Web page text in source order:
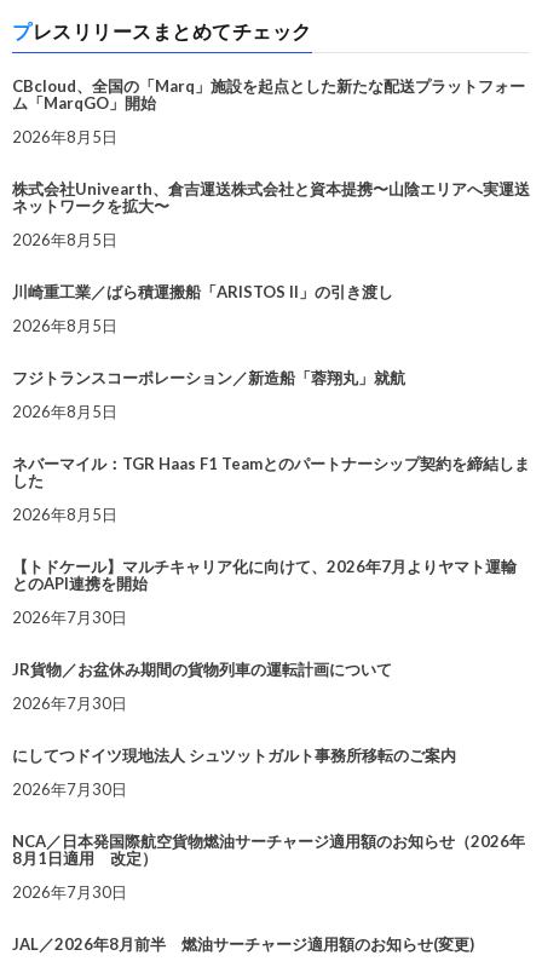
プレスリリースまとめてチェック
CBcloud、全国の「Marq」施設を起点とした新たな配送プラットフォー
ム「MarqGO」開始
2026年8月5日
株式会社Univearth、倉吉運送株式会社と資本提携〜山陰エリアへ実運送
ネットワークを拡大〜
2026年8月5日
川崎重工業／ばら積運搬船「ARISTOS II」の引き渡し
2026年8月5日
フジトランスコーポレーション／新造船「蓉翔丸」就航
2026年8月5日
ネバーマイル：TGR Haas F1 Teamとのパートナーシップ契約を締結しま
した
2026年8月5日
【トドケール】マルチキャリア化に向けて、2026年7月よりヤマト運輸
とのAPI連携を開始
2026年7月30日
JR貨物／お盆休み期間の貨物列車の運転計画について
2026年7月30日
にしてつドイツ現地法人 シュツットガルト事務所移転のご案内
2026年7月30日
NCA／日本発国際航空貨物燃油サーチャージ適用額のお知らせ（2026年
8月1日適用 改定）
2026年7月30日
JAL／2026年8月前半 燃油サーチャージ適用額のお知らせ(変更)